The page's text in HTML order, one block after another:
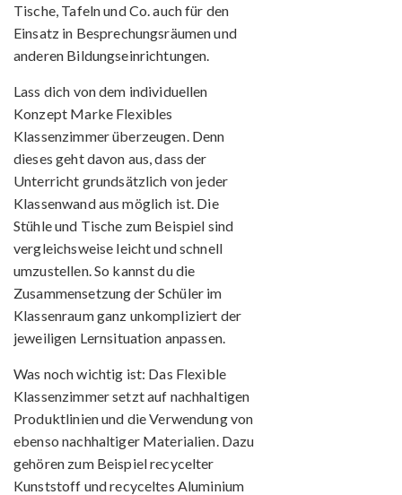
Tische, Tafeln und Co. auch für den
Einsatz in Besprechungsräumen und
anderen Bildungseinrichtungen.
Lass dich von dem individuellen
Konzept Marke Flexibles
Klassenzimmer überzeugen. Denn
dieses geht davon aus, dass der
Unterricht grundsätzlich von jeder
Klassenwand aus möglich ist. Die
Stühle und Tische zum Beispiel sind
vergleichsweise leicht und schnell
umzustellen. So kannst du die
Zusammensetzung der Schüler im
Klassenraum ganz unkompliziert der
jeweiligen Lernsituation anpassen.
Was noch wichtig ist: Das Flexible
Klassenzimmer setzt auf nachhaltigen
Produktlinien und die Verwendung von
ebenso nachhaltiger Materialien. Dazu
gehören zum Beispiel recycelter
Kunststoff und recyceltes Aluminium